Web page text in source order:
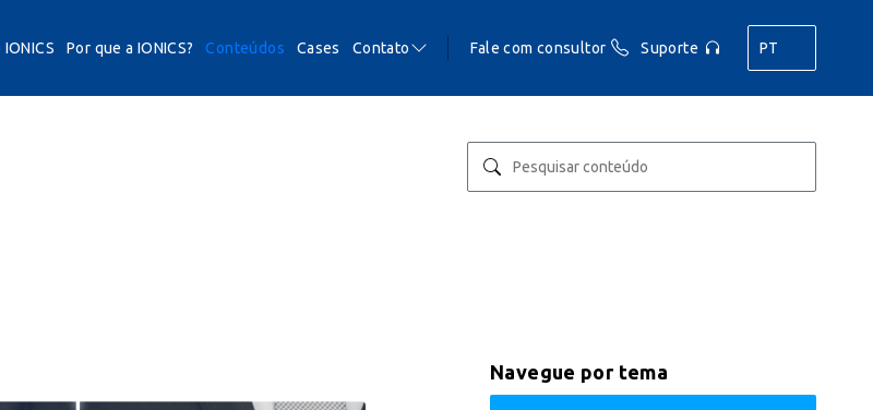
Por que a IONICS? Conteúdos Cases Contato Fale com consultor Suporte PT
Navegue por tema